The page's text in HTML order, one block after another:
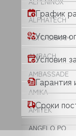
ALPHATECH
ALTO SHAAM
AMBACH
AMBASSADE
AMIKA
AMITEK
ANGELO PO
График
Условия
Условия
Гарантия
Сроки